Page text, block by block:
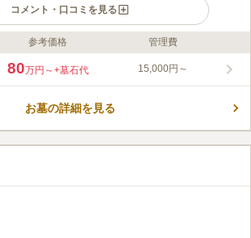
コメント・口コミを見る
メント
六本木駅」から徒歩6分と六本木の中心地からのアク
養のプランは多数有り、「観音廟やすらぎ」と「やす
参考価格 管理費
80万円～+墓石代 15,000円～
お墓の詳細を見る